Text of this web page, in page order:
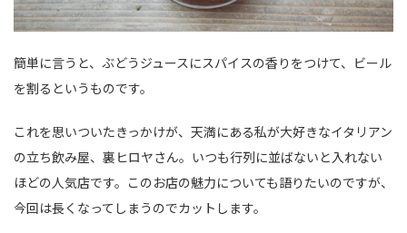
簡単に言うと、ぶどうジュースにスパイスの香りをつけて、ビール
を割るというものです。
これを思いついたきっかけが、天満にある私が大好きなイタリアン
の立ち飲み屋、裏ヒロヤさん。いつも行列に並ばないと入れない
ほどの人気店です。このお店の魅力についても語りたいのですが、
今回は長くなってしまうのでカットします。